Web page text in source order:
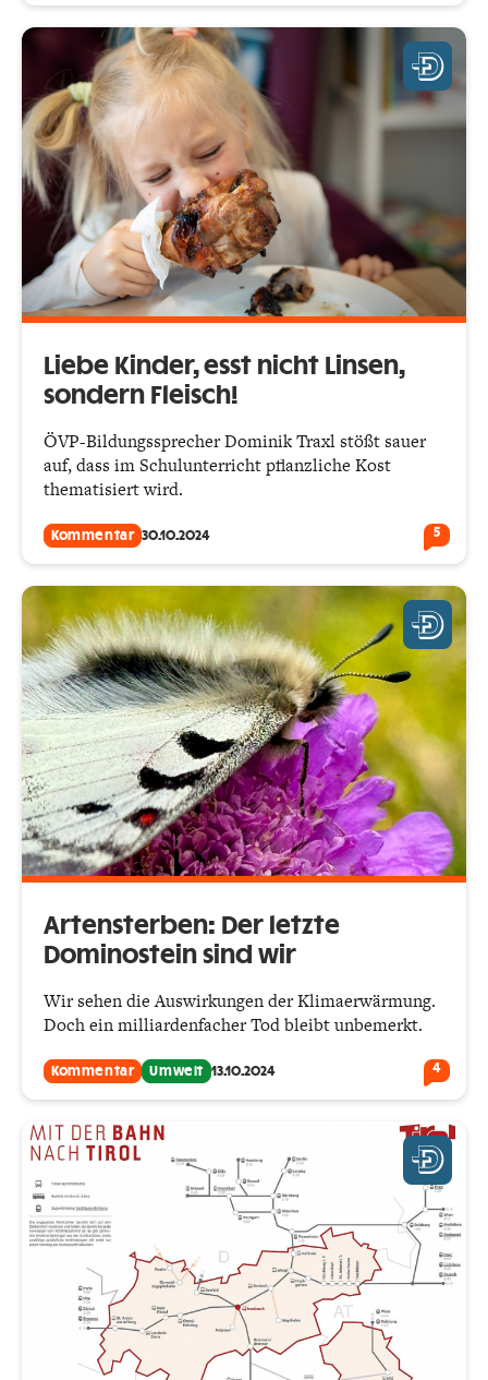
Liebe Kinder, esst nicht Linsen,
sondern Fleisch!
ÖVP-Bildungssprecher Dominik Traxl stößt sauer
auf, dass im Schulunterricht pflanzliche Kost
thematisiert wird.
Kommentar 30.10.2024 5
Artensterben: Der letzte
Dominostein sind wir
Wir sehen die Auswirkungen der Klimaerwärmung.
Doch ein milliardenfacher Tod bleibt unbemerkt.
Kommentar Umwelt 13.10.2024 4